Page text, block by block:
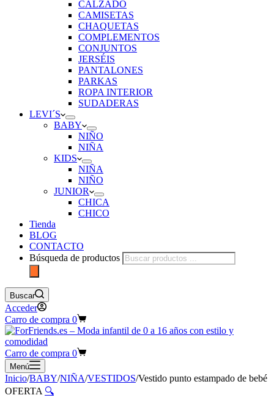
CALZADO
CAMISETAS
CHAQUETAS
COMPLEMENTOS
CONJUNTOS
JERSÉIS
PANTALONES
PARKAS
ROPA INTERIOR
SUDADERAS
LEVI´S
BABY
NIÑO
NIÑA
KIDS
NIÑA
NIÑO
JUNIOR
CHICA
CHICO
Tienda
BLOG
CONTACTO
Búsqueda de productos
Buscar
Acceder
Carro de compra 0
Carro de compra 0
Menú
Inicio/BABY/NIÑA/VESTIDOS/Vestido punto estampado de bebé
OFERTA 🔍